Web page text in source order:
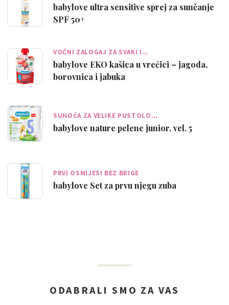
babylove ultra sensitive sprej za sunčanje
SPF 50+
VOĆNI ZALOGAJ ZA SVAKI I…
babylove EKO kašica u vrećici – jagoda,
borovnica i jabuka
SUHOĆA ZA VELIKE PUSTOLO…
babylove nature pelene junior, vel. 5
PRVI OSMIJESI BEZ BRIGE
babylove Set za prvu njegu zuba